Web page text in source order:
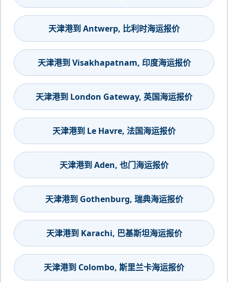
天津港到 Antwerp, 比利时海运报价
天津港到 Visakhapatnam, 印度海运报价
天津港到 London Gateway, 英国海运报价
天津港到 Le Havre, 法国海运报价
天津港到 Aden, 也门海运报价
天津港到 Gothenburg, 瑞典海运报价
天津港到 Karachi, 巴基斯坦海运报价
天津港到 Colombo, 斯里兰卡海运报价